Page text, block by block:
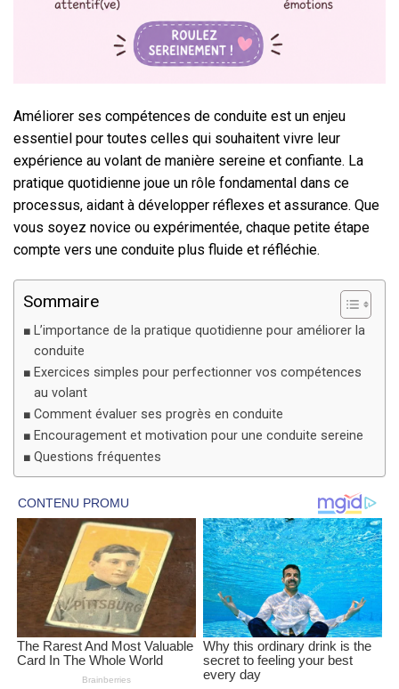
Améliorer ses compétences de conduite est un enjeu
essentiel pour toutes celles qui souhaitent vivre leur
expérience au volant de manière sereine et confiante. La
pratique quotidienne joue un rôle fondamental dans ce
processus, aidant à développer réflexes et assurance. Que
vous soyez novice ou expérimentée, chaque petite étape
compte vers une conduite plus fluide et réfléchie.
Sommaire
L’importance de la pratique quotidienne pour améliorer la
conduite
Exercices simples pour perfectionner vos compétences
au volant
Comment évaluer ses progrès en conduite
Encouragement et motivation pour une conduite sereine
Questions fréquentes